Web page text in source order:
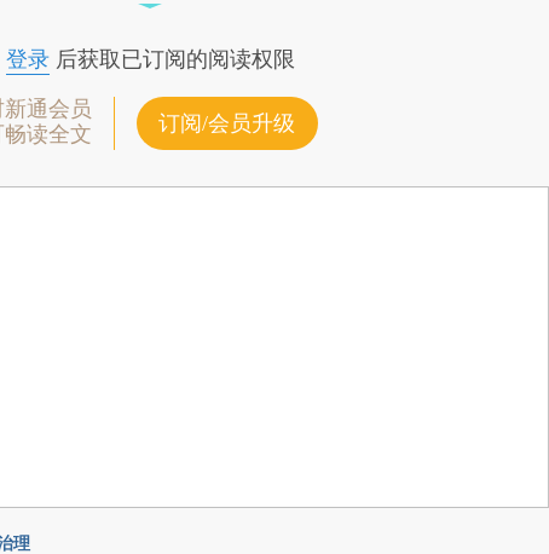
登录后获取已订阅的阅读权限
新通会员
畅读全文
订阅/会员升级
理